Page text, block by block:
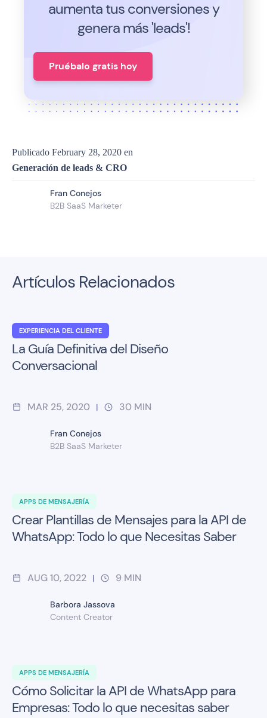
aumenta tus conversiones y
genera más 'leads'!
Pruébalo gratis hoy
Publicado February 28, 2020 en
Generación de leads & CRO
Fran Conejos
B2B SaaS Marketer
Artículos Relacionados
EXPERIENCIA DEL CLIENTE
La Guía Definitiva del Diseño
Conversacional
MAR 25, 2020 | 30 MIN
Fran Conejos
B2B SaaS Marketer
APPS DE MENSAJERÍA
Crear Plantillas de Mensajes para la API de
WhatsApp: Todo lo que Necesitas Saber
AUG 10, 2022 | 9 MIN
Barbora Jassova
Content Creator
APPS DE MENSAJERÍA
Cómo Solicitar la API de WhatsApp para
Empresas: Todo lo que necesitas saber